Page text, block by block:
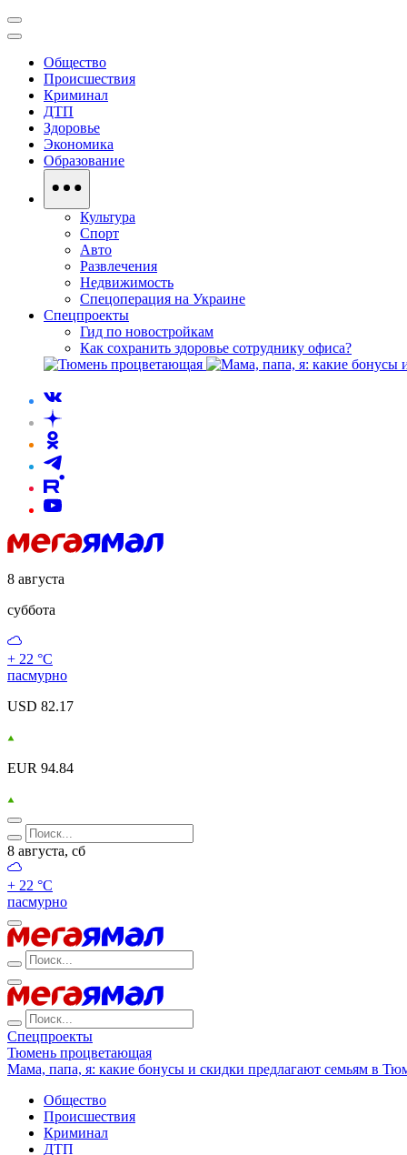
Общество
Происшествия
Криминал
ДТП
Здоровье
Экономика
Образование
Культура
Спорт
Авто
Развлечения
Недвижимость
Спецоперация на Украине
Спецпроекты
Гид по новостройкам
Как сохранить здоровье сотруднику офиса?
8 августа
суббота
+ 22 °С
пасмурно
USD 82.17
EUR 94.84
8 августа, сб
+ 22 °С
пасмурно
Спецпроекты
Тюмень процветающая
Мама, папа, я: какие бонусы и скидки предлагают семьям в
Общество
Происшествия
Криминал
ДТП